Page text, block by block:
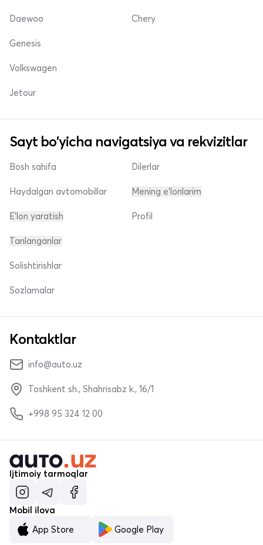
Daewoo Chery
Genesis
Volkswagen
Jetour
Sayt bo'yicha navigatsiya va rekvizitlar
Bosh sahifa
Haydalgan avtomobillar
E'lon yaratish
Dilerlar
Mening e'lonlarim
Profil
Tanlanganlar
Solishtirishlar
Sozlamalar
Kontaktlar
info@auto.uz
Toshkent sh., Shahrisabz k., 16/1
+998 95 324 12 00
Ijtimoiy tarmoqlar
Mobil ilova
App Store
Google Play